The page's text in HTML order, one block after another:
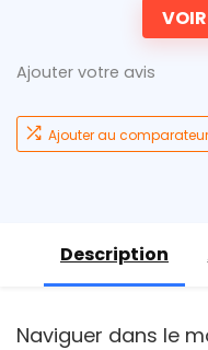
Ajouter votre avis
Ajouter au comparateur
Description
Naviguer dans le